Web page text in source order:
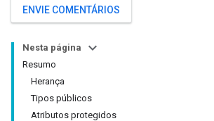
ENVIE COMENTÁRIOS
Nesta página
Resumo
Herança
Tipos públicos
Atributos protegidos